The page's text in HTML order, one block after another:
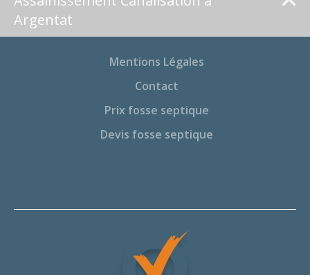
Argentat
Mentions Légales
Contact
Prix fosse septique
Devis fosse septique